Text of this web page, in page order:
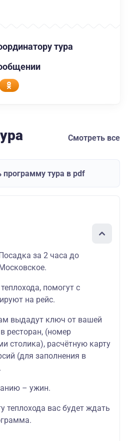
тура
Смотреть все
программу тура в pdf
за 2 часа до
помогут с
на рейс.
выдадут ключ от вашей
ресторан, (номер
столика), расчётную карту
(для заполнения в
– ужин.
теплохода вас будет ждать
.